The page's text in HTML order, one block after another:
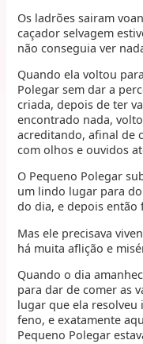
Os ladrões sairam
caçador selvagem
não conseguia ver
Quando ela voltou
Polegar sem dar a
criada, depois de ter
encontrado nada,
acreditando, afinal de
com olhos e ouvidos
O Pequeno Polegar
um lindo lugar para
do dia, e depois então
Mas ele precisava
há muita aflição e
Quando o dia
para dar de comer as
lugar que ela resolveu
feno, e exatamente
Pequeno Polegar